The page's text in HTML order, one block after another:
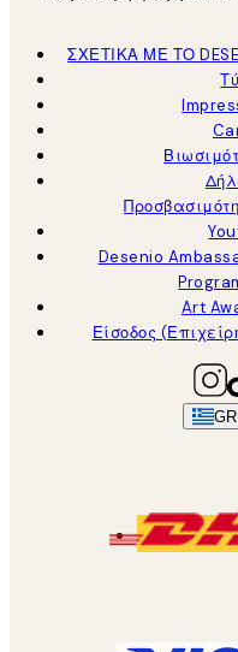
ΣΧΕΤΙΚΑ ΜΕ ΤΟ
Desenio
Art
Είσοδος